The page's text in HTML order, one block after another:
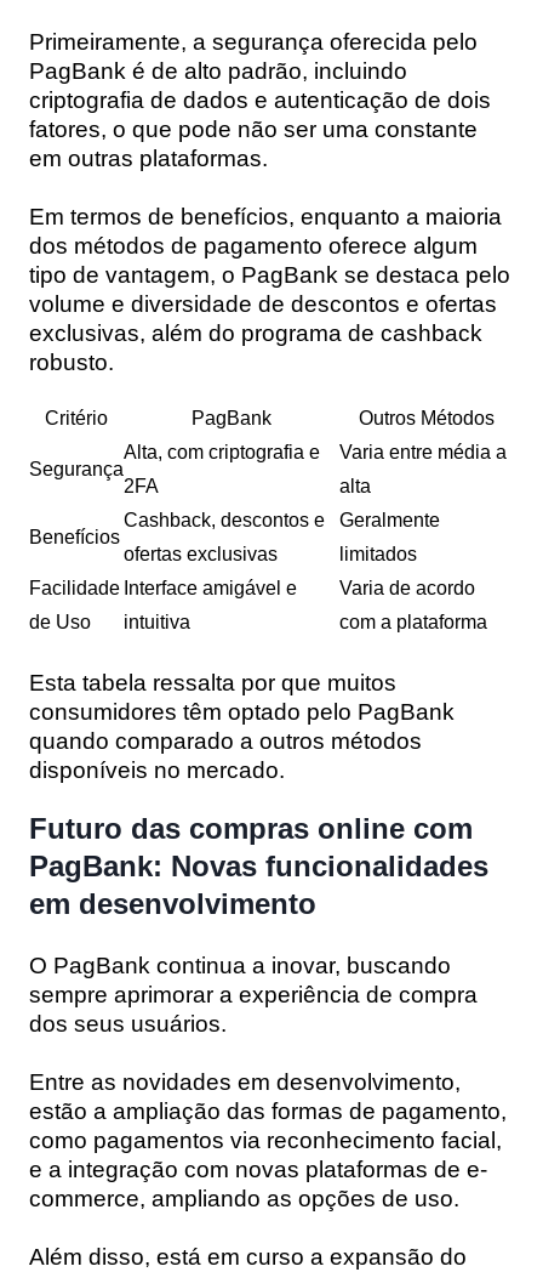
Primeiramente, a segurança oferecida pelo
PagBank é de alto padrão, incluindo
criptografia de dados e autenticação de dois
fatores, o que pode não ser uma constante
em outras plataformas.
Em termos de benefícios, enquanto a maioria
dos métodos de pagamento oferece algum
tipo de vantagem, o PagBank se destaca pelo
volume e diversidade de descontos e ofertas
exclusivas, além do programa de cashback
robusto.
Critério PagBank Outros Métodos
Segurança
Alta, com criptografia e
2FA
Varia entre média a
alta
Benefícios
Cashback, descontos e
ofertas exclusivas
Geralmente
limitados
Facilidade
de Uso
Interface amigável e
intuitiva
Varia de acordo
com a plataforma
Esta tabela ressalta por que muitos
consumidores têm optado pelo PagBank
quando comparado a outros métodos
disponíveis no mercado.
Futuro das compras online com
PagBank: Novas funcionalidades
em desenvolvimento
O PagBank continua a inovar, buscando
sempre aprimorar a experiência de compra
dos seus usuários.
Entre as novidades em desenvolvimento,
estão a ampliação das formas de pagamento,
como pagamentos via reconhecimento facial,
e a integração com novas plataformas de e-
commerce, ampliando as opções de uso.
Além disso, está em curso a expansão do